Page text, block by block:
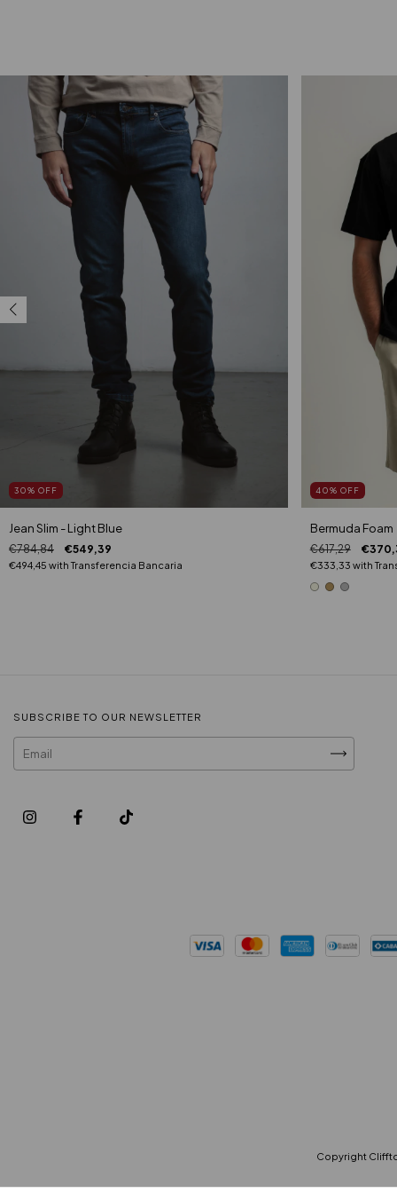
30% OFF
Jean Slim - Light Blue
€784,84 €549,39
€494,45 with Transferencia Bancaria
40% OFF
Bermuda Foam
€617,29
€333,33 with
SUBSCRIBE TO OUR NEWSLETTER
Copyright